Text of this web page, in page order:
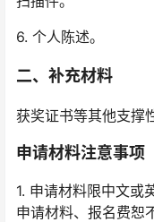
6. 个人陈述。
二、补充材料
获奖证书等其他支撑
申请材料注意事项
1. 申请材料限中文或
申请材料、报名费恕